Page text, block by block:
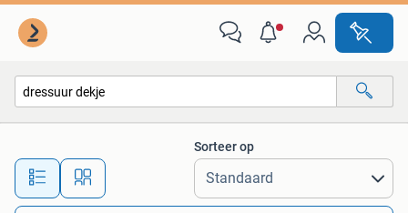
Alle afstanden…
Sorteer op